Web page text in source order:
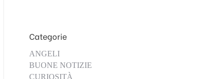
Categorie
ANGELI
BUONE NOTIZIE
CURIOSITÀ